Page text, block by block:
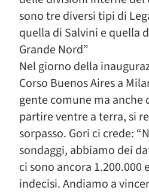
sono tre diversi tipi di
quella di Salvini e quella
Grande Nord”
Nel giorno della
Corso Buenos Aires a
gente comune ma
partire ventre a terra, si
sorpasso. Gori ci crede:
sondaggi, abbiamo dei
ci sono ancora
indecisi. Andiamo a